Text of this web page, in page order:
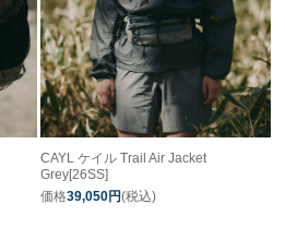
CAYL ケイル Trail Air Jacket
Grey[26SS]
価格39,050円(税込)